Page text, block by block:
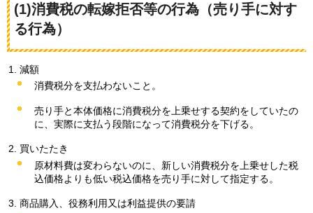
(1)消費税の転嫁拒否等の行為（売り手に対す
る行為）
減額
消費税分を支払わないこと。
売り手と本体価格に消費税分を上乗せする契約をしていたの
に、実際に支払う段階になって消費税分を下げる。
買いたたき
原材料費は変わらないのに、新しい消費税分を上乗せした税
込価格よりも低い税込価格を売り手に対して指定する。
商品購入、役務利用又は利益提供の要請